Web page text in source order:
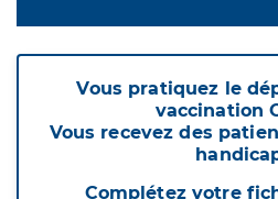
Vous pratiquez le
vaccination
Vous recevez des
Complétez votre